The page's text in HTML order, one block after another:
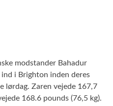
modstander Bahadur
i Brighton inden deres
lørdag. Zaren vejede 167,7
168.6 pounds (76,5 kg).